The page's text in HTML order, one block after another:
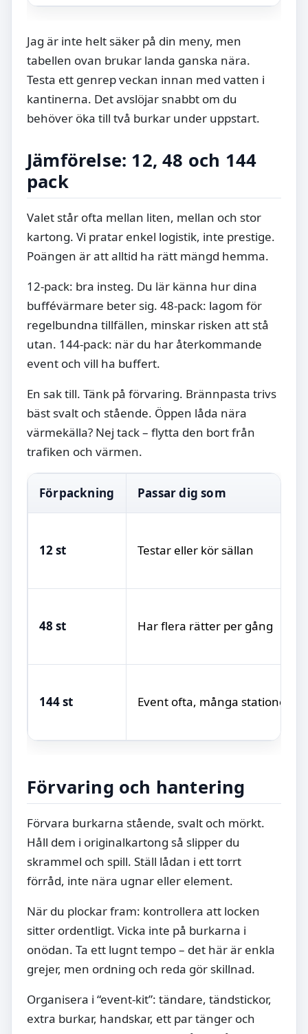
Jag är inte helt säker på din meny, men
tabellen ovan brukar landa ganska nära.
Testa ett genrep veckan innan med vatten i
kantinerna. Det avslöjar snabbt om du
behöver öka till två burkar under uppstart.
Jämförelse: 12, 48 och 144
pack
Valet står ofta mellan liten, mellan och stor
kartong. Vi pratar enkel logistik, inte prestige.
Poängen är att alltid ha rätt mängd hemma.
12-pack: bra insteg. Du lär känna hur dina
buffévärmare beter sig. 48-pack: lagom för
regelbundna tillfällen, minskar risken att stå
utan. 144-pack: när du har återkommande
event och vill ha buffert.
En sak till. Tänk på förvaring. Brännpasta trivs
bäst svalt och stående. Öppen låda nära
värmekälla? Nej tack – flytta den bort från
trafiken och värmen.
Förpackning Passar dig som
12 st Testar eller kör sällan
48 st Har flera rätter per gång
144 st Event ofta, många stationer
Förvaring och hantering
Förvara burkarna stående, svalt och mörkt.
Håll dem i originalkartong så slipper du
skrammel och spill. Ställ lådan i ett torrt
förråd, inte nära ugnar eller element.
När du plockar fram: kontrollera att locken
sitter ordentligt. Vicka inte på burkarna i
onödan. Ta ett lugnt tempo – det här är enkla
grejer, men ordning och reda gör skillnad.
Organisera i “event-kit”: tändare, tändstickor,
extra burkar, handskar, ett par tänger och